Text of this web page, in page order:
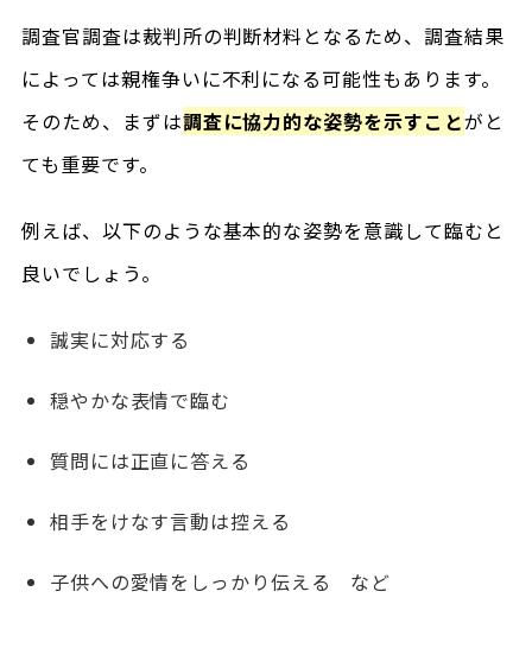
調査官調査は裁判所の判断材料となるため、調査結果
によっては親権争いに不利になる可能性もあります。
そのため、まずは調査に協力的な姿勢を示すことがと
ても重要です。
例えば、以下のような基本的な姿勢を意識して臨むと
良いでしょう。
誠実に対応する
穏やかな表情で臨む
質問には正直に答える
相手をけなす言動は控える
子供への愛情をしっかり伝える など